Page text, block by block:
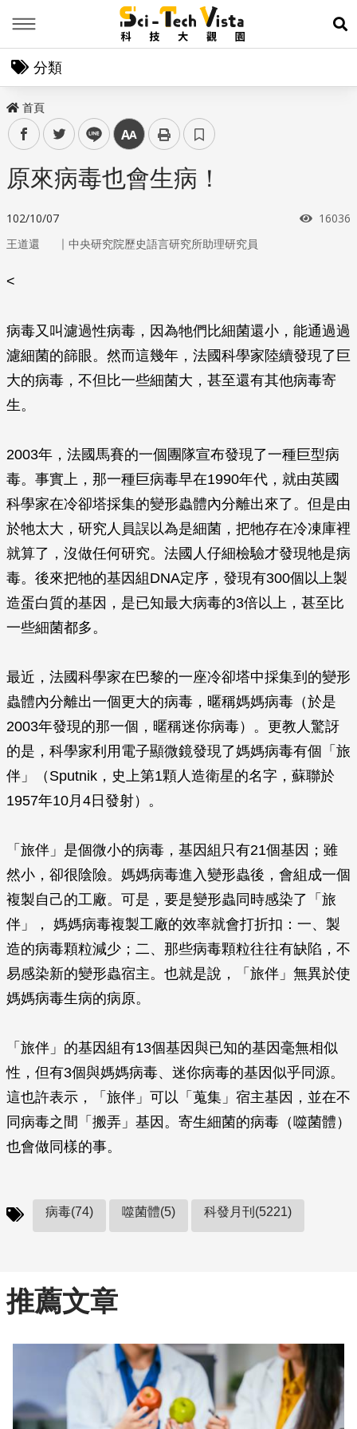
展
分類
首頁
facebooktwitter line 中
原來病毒也會生病！
102/10/07 瀏覽次
16036
王道還 ｜ 中央研究院歷史語言研究所助理研究員
<
病毒又叫濾過性病毒，因為牠們比細菌還小，能通過過
濾細菌的篩眼。然而這幾年，法國科學家陸續發現了巨
大的病毒，不但比一些細菌大，甚至還有其他病毒寄
生。
2003年，法國馬賽的一個團隊宣布發現了一種巨型病
毒。事實上，那一種巨病毒早在1990年代，就由英國
科學家在冷卻塔採集的變形蟲體內分離出來了。但是由
於牠太大，研究人員誤以為是細菌，把牠存在冷凍庫裡
就算了，沒做任何研究。法國人仔細檢驗才發現牠是病
毒。後來把牠的基因組DNA定序，發現有300個以上製
造蛋白質的基因，是已知最大病毒的3倍以上，甚至比
一些細菌都多。
最近，法國科學家在巴黎的一座冷卻塔中採集到的變形
蟲體內分離出一個更大的病毒，暱稱媽媽病毒（於是
2003年發現的那一個，暱稱迷你病毒）。更教人驚訝
的是，科學家利用電子顯微鏡發現了媽媽病毒有個「旅
伴」（Sputnik，史上第1顆人造衛星的名字，蘇聯於
1957年10月4日發射）。
「旅伴」是個微小的病毒，基因組只有21個基因；雖
然小，卻很陰險。媽媽病毒進入變形蟲後，會組成一個
複製自己的工廠。可是，要是變形蟲同時感染了「旅
伴」， 媽媽病毒複製工廠的效率就會打折扣：一、製
造的病毒顆粒減少；二、那些病毒顆粒往往有缺陷，不
易感染新的變形蟲宿主。也就是說，「旅伴」無異於使
媽媽病毒生病的病原。
「旅伴」的基因組有13個基因與已知的基因毫無相似
性，但有3個與媽媽病毒、迷你病毒的基因似乎同源。
這也許表示，「旅伴」可以「蒐集」宿主基因，並在不
同病毒之間「搬弄」基因。寄生細菌的病毒（噬菌體）
也會做同樣的事。
病毒(74) 噬菌體(5) 科發月刊(5221)
推薦文章